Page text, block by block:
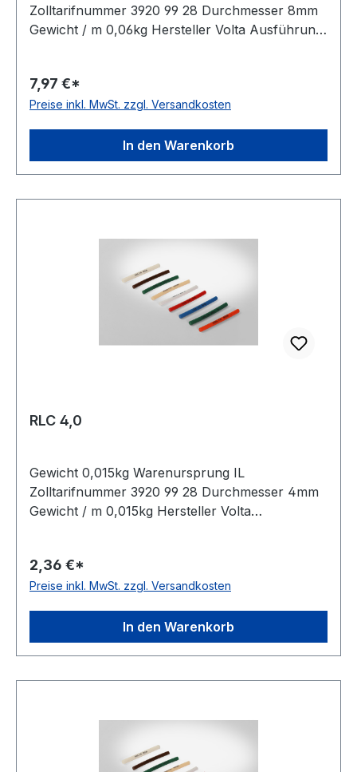
Zolltarifnummer 3920 99 28 Durchmesser 8mm
Gewicht / m 0,06kg Hersteller Volta Ausführung
m)m FDA-Zulassung ja Zugstrang nein
Shorehärte 80° Shore A
7,97 €*
Preise inkl. MwSt. zzgl. Versandkosten
In den Warenkorb
RLC 4,0
Gewicht 0,015kg Warenursprung IL
Zolltarifnummer 3920 99 28 Durchmesser 4mm
Gewicht / m 0,015kg Hersteller Volta
(außer Ø 2mm = 61 m)m FDA-Zulassung ja
Zugstrang nein Shorehärte 80° Shore A
2,36 €*
Preise inkl. MwSt. zzgl. Versandkosten
In den Warenkorb